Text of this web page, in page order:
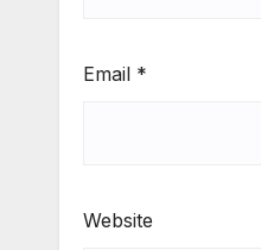
Email *
Website